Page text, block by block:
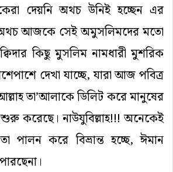
দেয়নি অথচ উনিই হচ্ছেন এর
অথচ আজকে সেই অমুসলিমদের মতো
কিছু মুসলিম নামধারী মুশরিক
দেখা যাচ্ছে, যারা আজ পবিত্র
তা’আলাকে ডিলিট করে মানুষের
করেছে। নাউযুবিল্লাহ!!! অনেকেই
পালন করে বিভ্রান্ত হচ্ছে, ঈমান